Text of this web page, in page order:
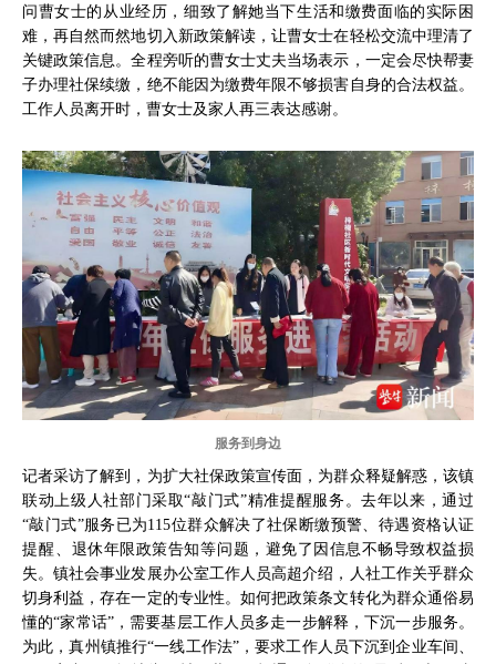
问曹女士的从业经历，细致了解她当下生活和缴费面临的实际困
难，再自然而然地切入新政策解读，让曹女士在轻松交流中理清了
关键政策信息。全程旁听的曹女士丈夫当场表示，一定会尽快帮妻
子办理社保续缴，绝不能因为缴费年限不够损害自身的合法权益。
工作人员离开时，曹女士及家人再三表达感谢。
服务到身边
记者采访了解到，为扩大社保政策宣传面，为群众释疑解惑，该镇
联动上级人社部门采取“敲门式”精准提醒服务。去年以来，通过
“敲门式”服务已为115位群众解决了社保断缴预警、‌待遇资格认证
提醒‌、‌退休年限政策告知‌等问题，避免了因信息不畅导致权益损
失。镇社会事业发展办公室工作人员高超介绍，人社工作关乎群众
切身利益，存在一定的专业性。如何把政策条文转化为群众通俗易
懂的“家常话”，需要基层工作人员多走一步解释，下沉一步服务。
为此，真州镇推行“一线工作法”，要求工作人员下沉到企业车间、